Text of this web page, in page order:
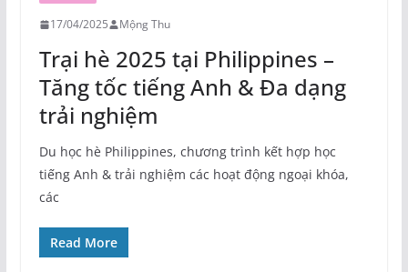
17/04/2025 Mộng Thu
Trại hè 2025 tại Philippines –
Tăng tốc tiếng Anh & Đa dạng
trải nghiệm
Du học hè Philippines, chương trình kết hợp học
tiếng Anh & trải nghiệm các hoạt động ngoại khóa,
các
Read More